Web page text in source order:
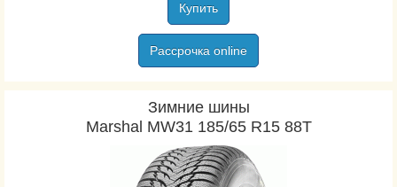
Купить
Рассрочка online
Зимние шины
Marshal MW31 185/65 R15 88T